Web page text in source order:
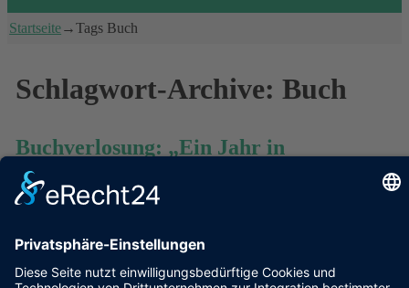
Startseite→Tags Buch
Schlagwort-Archive: Buch
Buchverlosung: „Ein Jahr in
Kopenhagen“ & Eintauchen in die Welt
der Kopenhagener Museen